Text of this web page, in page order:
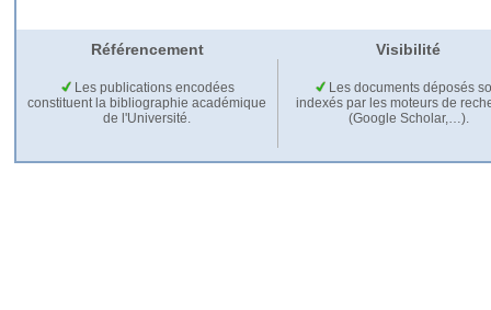
Référencement Visibilité
Les publications encodées
constituent la bibliographie académique
de l'Université.
Les documents déposés
indexés par les moteurs de
(Google Scholar,…).